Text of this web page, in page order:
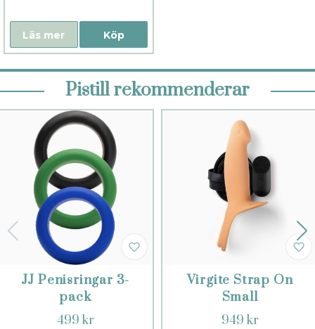
Köp
Läs mer
Pistill rekommenderar
JJ Penisringar 3-
pack
499 kr
Virgite Strap On
Small
949 kr